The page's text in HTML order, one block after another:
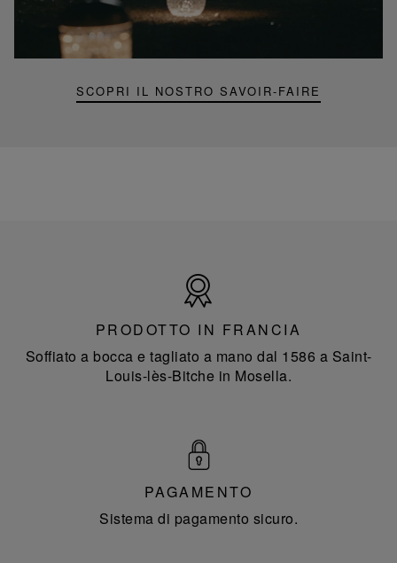
SCOPRI IL NOSTRO SAVOIR-FAIRE
portatile
mini
Francia
PRODOTTO IN FRANCIA
Soffiato a bocca e tagliato a mano dal 1586 a Saint-
Louis-lès-Bitche in Mosella.
PAGAMENTO
Sistema di pagamento sicuro.